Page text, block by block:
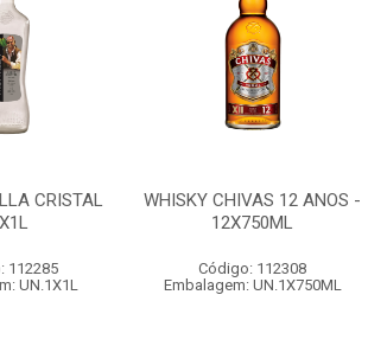
CRISTAL
112285
UN.1X1L
WHISKY CHIVAS 12 ANOS -
12X750ML
Código: 112308
Embalagem: UN.1X750ML